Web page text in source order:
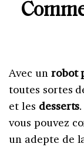
Avec unrobot
toutes sortes
et les desserts
vous pouvez
un adepte de